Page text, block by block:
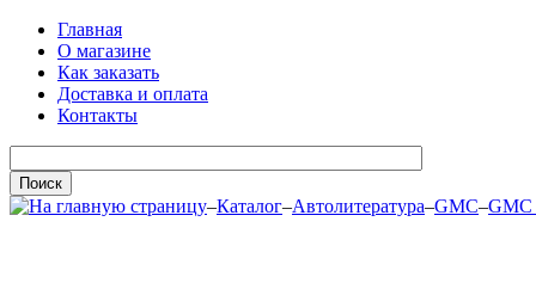
Главная
О магазине
Как заказать
Доставка и оплата
Контакты
–Каталог–Автолитература–GMC–GMC